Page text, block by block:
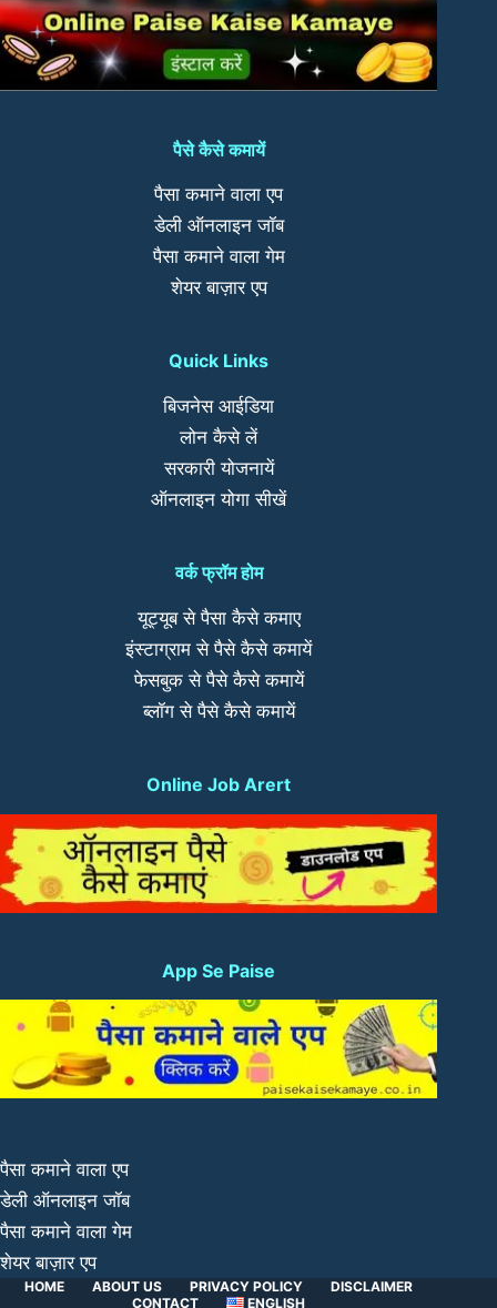
पैसे कैसे कमायें
पैसा कमाने वाला एप
डेली ऑनलाइन जॉब
पैसा कमाने वाला गेम
शेयर बाज़ार एप
Quick Links
बिजनेस आईडिया
लोन कैसे लें
सरकारी योजनायें
ऑनलाइन योगा सीखें
वर्क फ्रॉम होम
यूट्यूब से पैसा कैसे कमाए
इंस्टाग्राम से पैसे कैसे कमायें
फेसबुक से पैसे कैसे कमायें
ब्लॉग से पैसे कैसे कमायें
Online Job Arert
App Se Paise
पैसा कमाने वाला एप
डेली ऑनलाइन जॉब
पैसा कमाने वाला गेम
शेयर बाज़ार एप
HOME ABOUT US PRIVACY POLICY
DISCLAIMER
CONTACT
ENGLISH